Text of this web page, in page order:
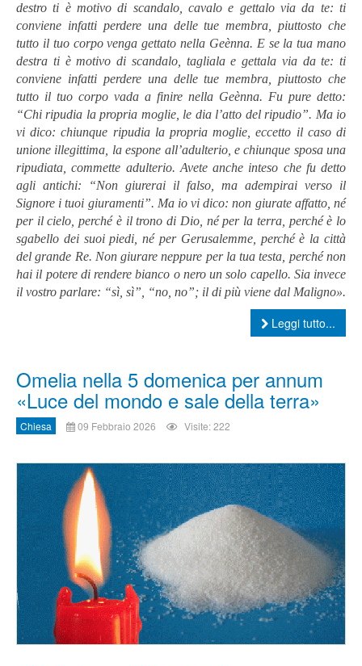
destro ti è motivo di scandalo, cavalo e gettalo via da te: ti
conviene infatti perdere una delle tue membra, piuttosto che
tutto il tuo corpo venga gettato nella Geènna. E se la tua mano
destra ti è motivo di scandalo, tagliala e gettala via da te: ti
conviene infatti perdere una delle tue membra, piuttosto che
tutto il tuo corpo vada a finire nella Geènna. Fu pure detto:
“Chi ripudia la propria moglie, le dia l’atto del ripudio”. Ma io
vi dico: chiunque ripudia la propria moglie, eccetto il caso di
unione illegittima, la espone all’adulterio, e chiunque sposa una
ripudiata, commette adulterio. Avete anche inteso che fu detto
agli antichi: “Non giurerai il falso, ma adempirai verso il
Signore i tuoi giuramenti”. Ma io vi dico: non giurate affatto, né
per il cielo, perché è il trono di Dio, né per la terra, perché è lo
sgabello dei suoi piedi, né per Gerusalemme, perché è la città
del grande Re. Non giurare neppure per la tua testa, perché non
hai il potere di rendere bianco o nero un solo capello. Sia invece
il vostro parlare: “sì, sì”, “no, no”; il di più viene dal Maligno».
Leggi tutto...
Omelia nella 5 domenica per annum
«Luce del mondo e sale della terra»
Chiesa 09 Febbraio 2026 Visite: 222